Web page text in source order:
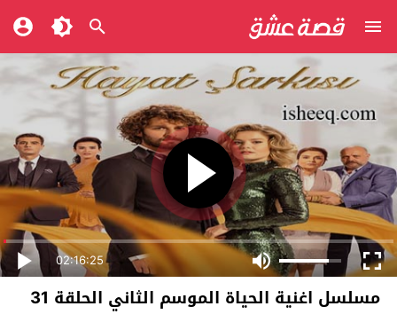
02:16:25
مسلسل اغنية الحياة الموسم الثاني الحلقة 31